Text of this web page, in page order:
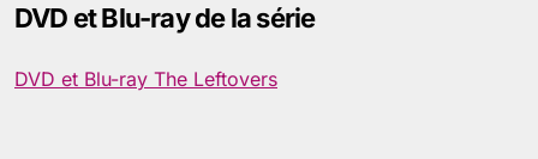
r
h
e
DVD et Blu-ray de la série
DVD et Blu-ray The Leftovers